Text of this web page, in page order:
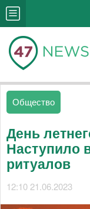
Общество
День
Наступило
ритуалов
12:10 21.06.2023